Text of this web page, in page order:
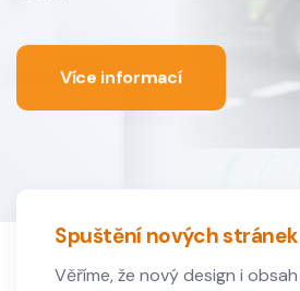
Spuštění nových stránek
Věříme, že nový design i